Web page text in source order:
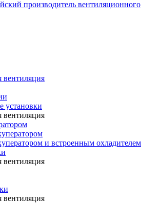
установки
и встроенным охладителем